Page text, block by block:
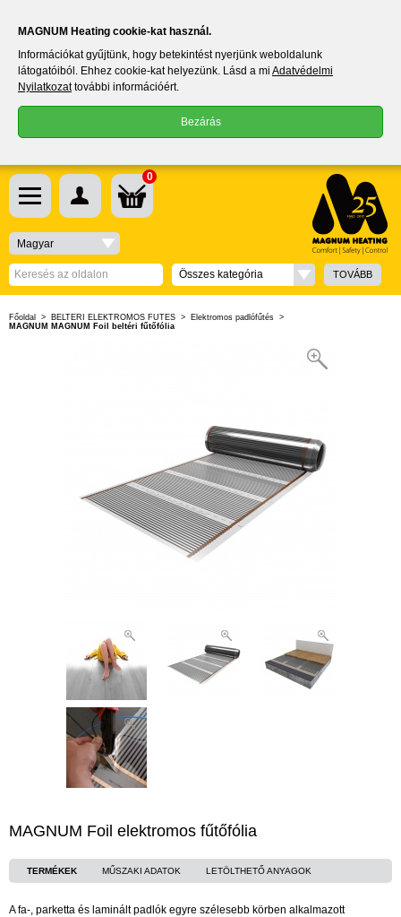
0
Összes kategória TOVÁBB
Magyar
Főoldal > BELTÉRI ELEKTROMOS FŰTÉS > Elektromos padlófűtés >
MAGNUM MAGNUM Foil beltéri fűtőfólia
MAGNUM Foil elektromos fűtőfólia
TERMÉKEK MŰSZAKI ADATOK LETÖLTHETŐ ANYAGOK
A fa-, parketta és laminált padlók egyre szélesebb körben alkalmazott
MAGNUM Heating cookie-kat használ.
Információkat gyűjtünk, hogy betekintést nyerjünk weboldalunk
látogatóiból. Ehhez cookie-kat helyezünk. Lásd a mi Adatvédelmi
Nyilatkozattovábbi információért.
Bezárás